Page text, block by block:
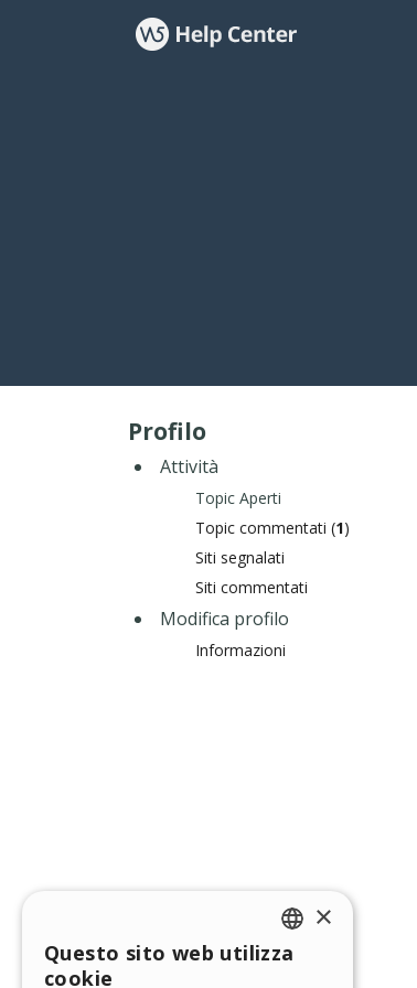
Profilo
Attività
Topic Aperti
Topic commentati (1)
Siti segnalati
Siti commentati
Modifica profilo
Informazioni
ENGLISH
×
Questo sito web utilizza
cookie